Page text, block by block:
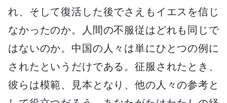
れ、そして復活した後でさえもイエスを信じ
なかったのか。人間の不服従はどれも同じで
はないのか。中国の人々は単にひとつの例に
されたというだけである。征服されたとき、
彼らは模範、見本となり、他の人々の参考と